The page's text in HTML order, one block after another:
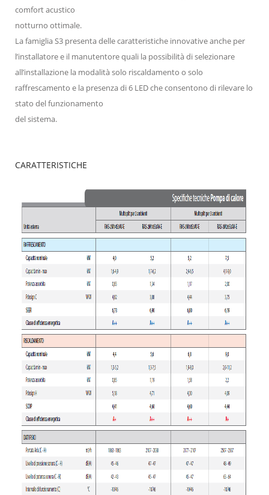
comfort acustico
notturno ottimale.
La famiglia S3 presenta delle caratteristiche innovative anche per
l’installatore e il manutentore quali la possibilità di selezionare
all’installazione la modalità solo riscaldamento o solo
raffrescamento e la presenza di 6 LED che consentono di rilevare lo
stato del funzionamento
del sistema.
CARATTERISTICHE